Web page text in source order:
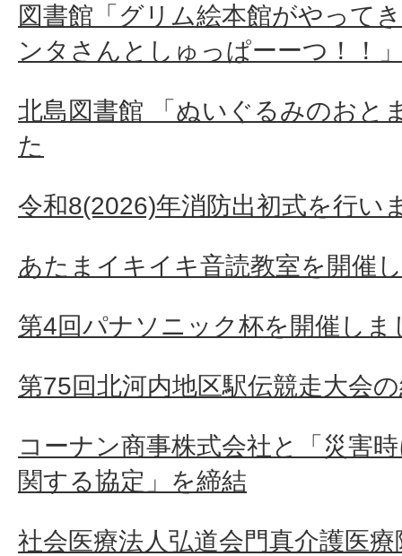
図書館「グリム絵本館がやって
ンタさんとしゅっぱーーつ！！
北島図書館 「ぬいぐるみのおと
た
令和8(2026)年消防出初式を行い
あたまイキイキ音読教室を開催
第4回パナソニック杯を開催しま
第75回北河内地区駅伝競走大会
コーナン商事株式会社と「災害
関する協定」を締結
社会医療法人弘道会門真介護医